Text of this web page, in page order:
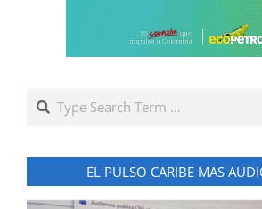
Search
EL PULSO CARIBE MAS